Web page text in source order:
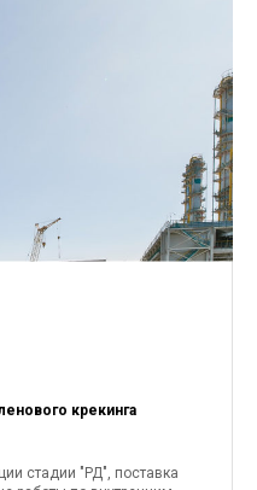
крекинга
стадии "РД", поставка